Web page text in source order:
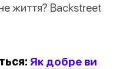
життя? Backstreet
Як добре ви